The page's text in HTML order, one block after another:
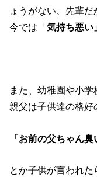
ょうがない、先輩
今では「気持ち悪い
また、幼稚園や小
親父は子供達の格好
「お前の父ちゃん
とか子供が言われた